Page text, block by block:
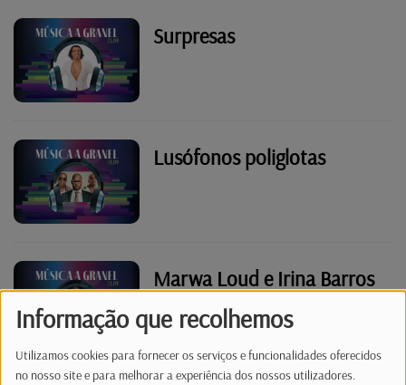
Informação que recolhemos
Utilizamos cookies para fornecer os serviços e funcionalidades oferecidos
no nosso site e para melhorar a experiência dos nossos utilizadores.
Surpresas
Lusófonos poliglotas
Marwa Loud e Irina Barros